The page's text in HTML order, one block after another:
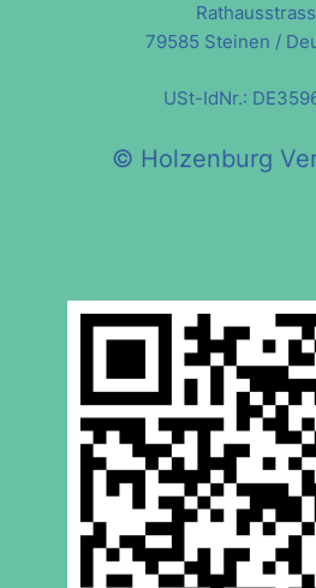
79585 Steinen /
USt-IdNr.:
© Holzenburg